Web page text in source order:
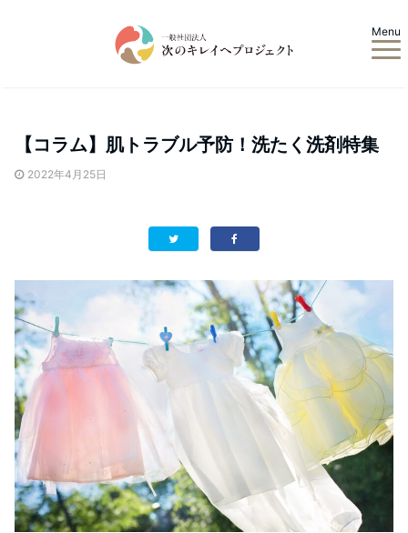
Menu
【コラム】肌トラブル予防！洗たく洗剤特集
2022年4月25日